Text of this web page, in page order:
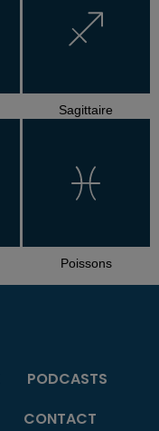
Sagittaire
Poissons
PODCASTS
CONTACT